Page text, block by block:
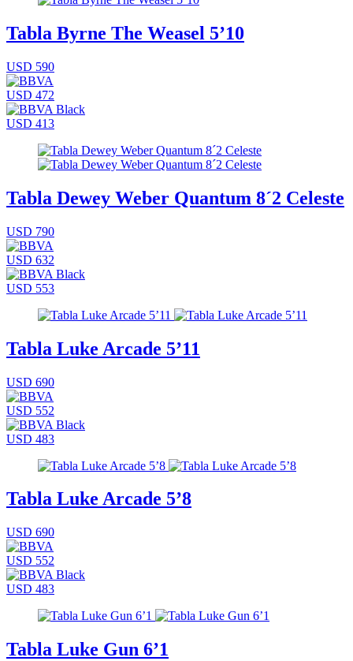
Tabla Byrne The Weasel 5’10
USD 590
USD 472
USD 413
Tabla Dewey Weber Quantum 8´2 Celeste
USD 790
USD 632
USD 553
Tabla Luke Arcade 5’11
USD 690
USD 552
USD 483
Tabla Luke Arcade 5’8
USD 690
USD 552
USD 483
Tabla Luke Gun 6’1